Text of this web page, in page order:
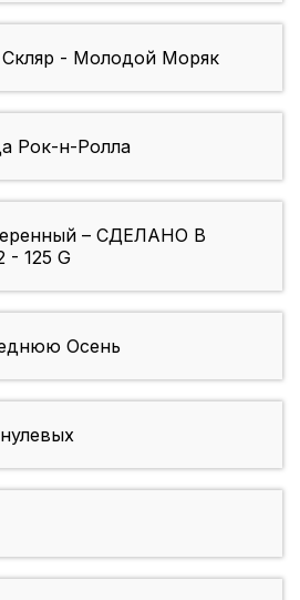
- Молодой Моряк
Рок-н-Ролла
– СДЕЛАНО В
125 G
Осень